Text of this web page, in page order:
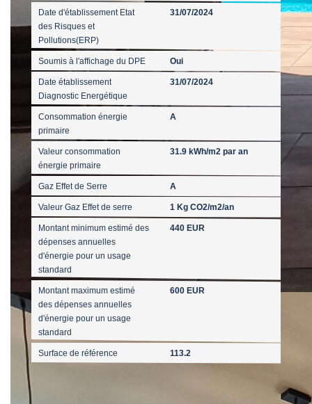
Date d'établissement Etat
des Risques et
Pollutions(ERP)
31/07/2024
Soumis à l'affichage du DPE Oui
Date établissement
Diagnostic Energétique
31/07/2024
Consommation énergie
primaire
A
Valeur consommation
énergie primaire
31.9 kWh/m2 par an
Gaz Effet de Serre A
Valeur Gaz Effet de serre 1 Kg CO2/m2/an
Montant minimum estimé des
dépenses annuelles
d'énergie pour un usage
standard
440 EUR
Montant maximum estimé
des dépenses annuelles
d'énergie pour un usage
standard
600 EUR
Surface de référence 113.2